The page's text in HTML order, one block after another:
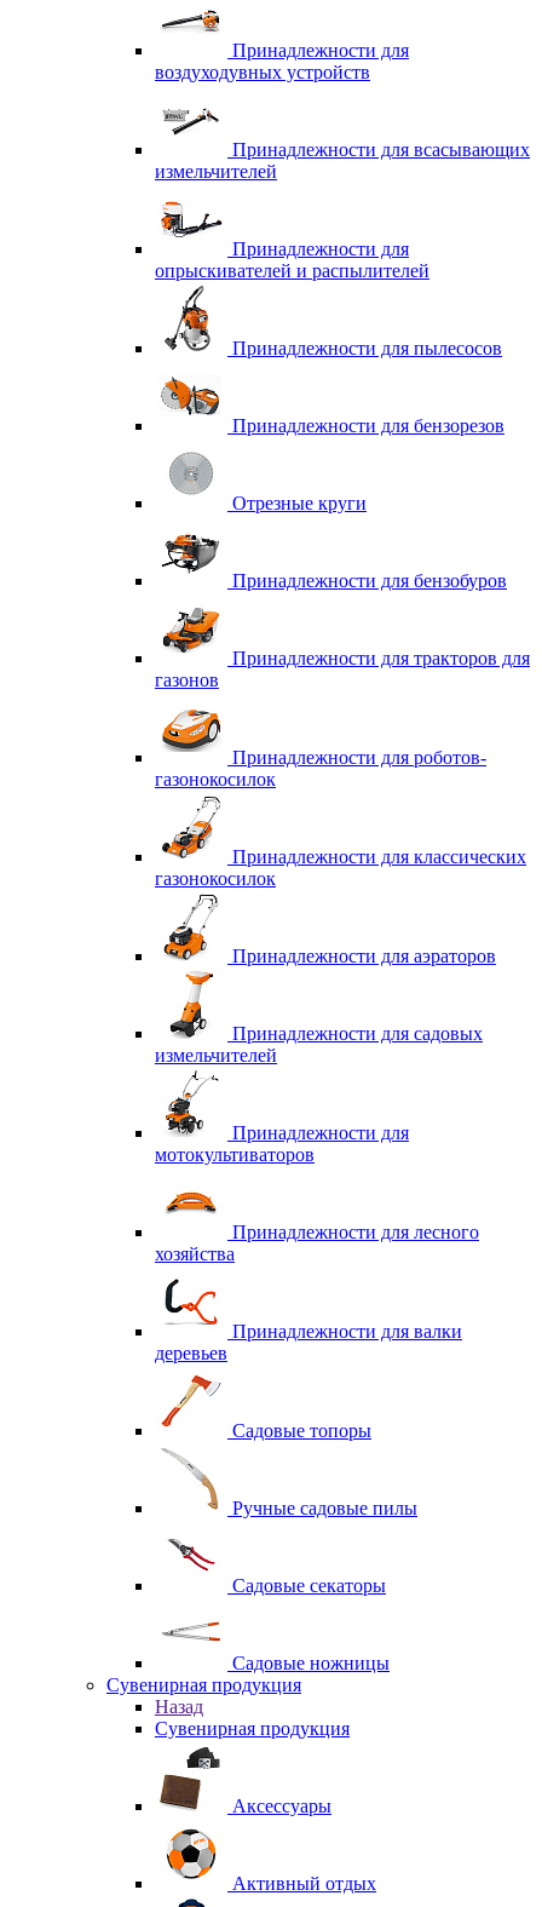
Принадлежности для
воздуходувных устройств
Принадлежности для всасывающих
измельчителей
Принадлежности для
опрыскивателей и распылителей
Принадлежности для пылесосов
Принадлежности для бензорезов
Отрезные круги
Принадлежности для бензобуров
Принадлежности для тракторов для
газонов
Принадлежности для роботов-
газонокосилок
Принадлежности для классических
газонокосилок
Принадлежности для аэраторов
Принадлежности для садовых
измельчителей
Принадлежности для
мотокультиваторов
Принадлежности для лесного
хозяйства
Принадлежности для валки
деревьев
Садовые топоры
Ручные садовые пилы
Садовые секаторы
Садовые ножницы
Сувенирная продукция
Назад
Сувенирная продукция
Аксессуары
Активный отдых